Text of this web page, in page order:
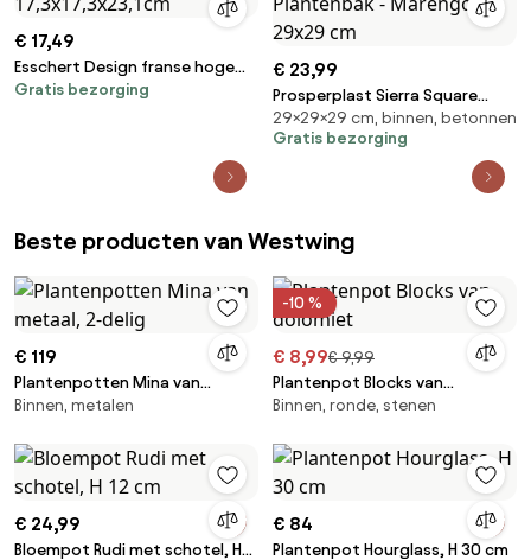
€ 17,49
Esschert Design franse hoge
vaas S - LxBxH: 17,3x17,3x23,1cm
Gratis bezorging
€ 23,99
Prosperplast Sierra Square
Beton Effect Plantenbak -
Marengo - 29x29 cm
29×29×29 cm, binnen, betonnen
Gratis bezorging
Beste producten van Westwing
€ 119
Plantenpotten Mina van
metaal, 2-delig
Binnen, metalen
-10 %
€ 8,99€ 9,99
Plantenpot Blocks van
dolomiet
Binnen, ronde, stenen
€ 24,99
Bloempot Rudi met schotel, H
€ 84
Plantenpot Hourglass, H 30 cm